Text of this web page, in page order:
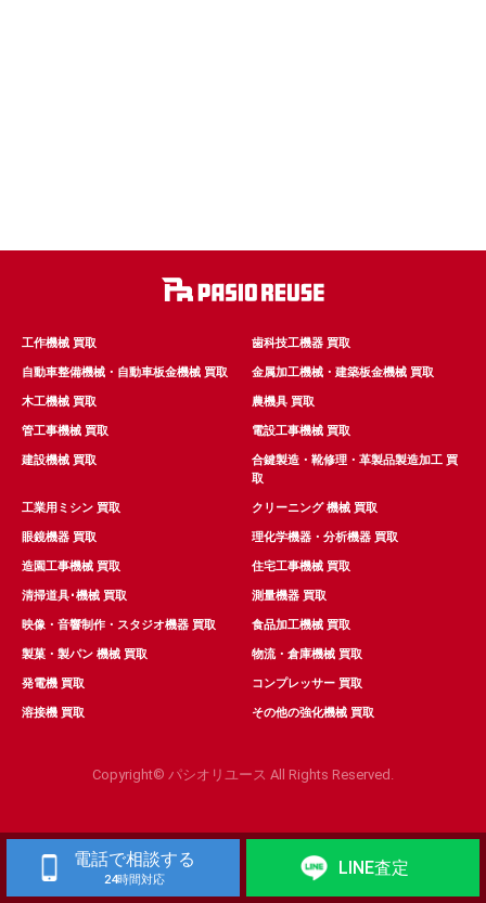
電話で相談する
24時間対応
LINE査定
工作機械 買取 歯科技工機器 買取
自動車整備機械・自動車板金機械 買取 金属加工機械・建築板金機械 買取
木工機械 買取 農機具 買取
管工事機械 買取 電設工事機械 買取
建設機械 買取
合鍵製造・靴修理・革製品製造加工 買
取
工業用ミシン 買取 クリーニング 機械 買取
眼鏡機器 買取 理化学機器・分析機器 買取
造園工事機械 買取 住宅工事機械 買取
清掃道具･機械 買取 測量機器 買取
映像・音響制作・スタジオ機器 買取 食品加工機械 買取
製菓・製パン 機械 買取 物流・倉庫機械 買取
発電機 買取 コンプレッサー 買取
溶接機 買取 その他の強化機械 買取
Copyright© パシオリユース All Rights Reserved.